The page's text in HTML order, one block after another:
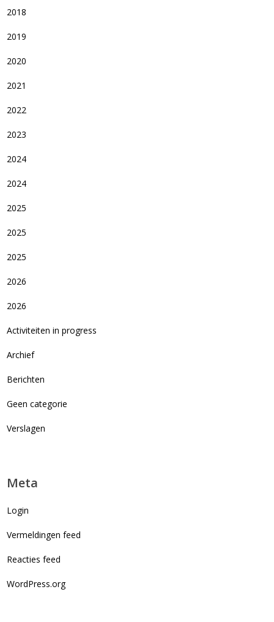
2018
2019
2020
2021
2022
2023
2024
2024
2025
2025
2025
2026
2026
Activiteiten in progress
Archief
Berichten
Geen categorie
Verslagen
Meta
Login
Vermeldingen feed
Reacties feed
WordPress.org